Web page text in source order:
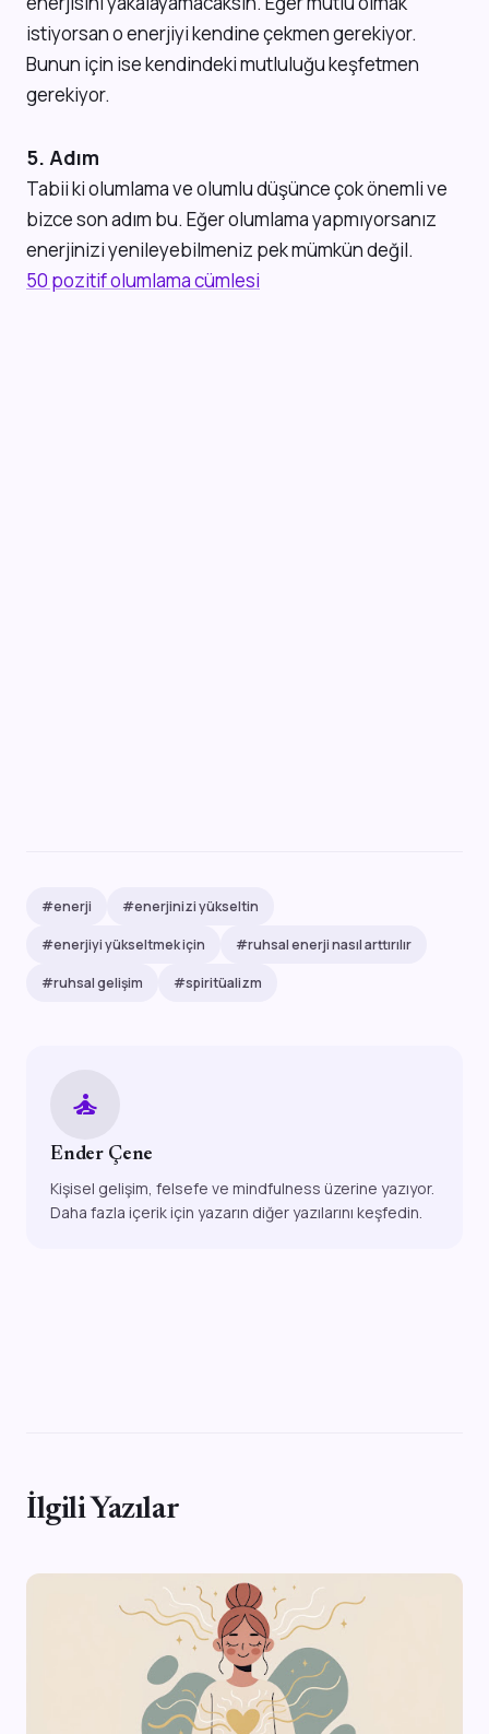
istiyorsan o enerjiyi kendine çekmen gerekiyor.
Bunun için ise kendindeki mutluluğu keşfetmen
gerekiyor.
5. Adım
Tabii ki olumlama ve olumlu düşünce çok önemli ve
bizce son adım bu. Eğer olumlama yapmıyorsanız
enerjinizi yenileyebilmeniz pek mümkün değil.
50 pozitif olumlama cümlesi
#enerji #enerjinizi yükseltin
#enerjiyi yükseltmek için #ruhsal enerji nasıl arttırılır
#ruhsal gelişim #spiritüalizm
self_improvement
Ender Çene
Kişisel gelişim, felsefe ve mindfulness üzerine yazıyor.
Daha fazla içerik için yazarın diğer yazılarını keşfedin.
İlgili Yazılar